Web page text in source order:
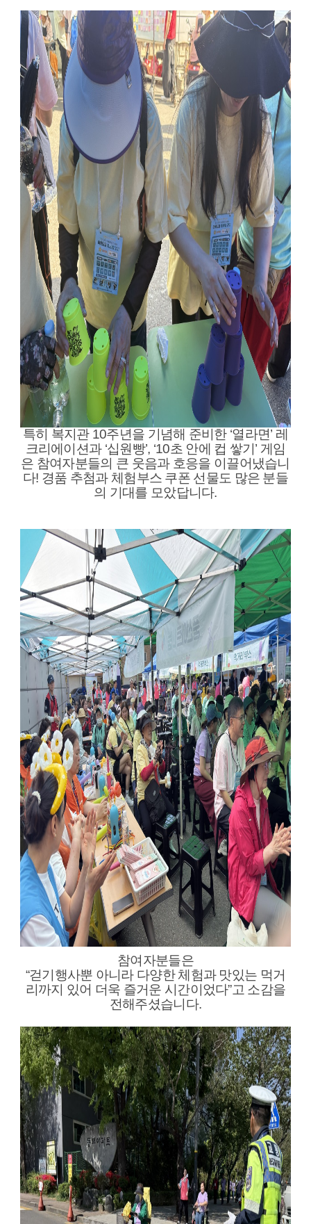
특히 복지관 10주년을 기념해 준비한 ‘열라면’ 레
크리에이션과 ‘십원빵’, ‘10초 안에 컵 쌓기’ 게임
은 참여자분들의 큰 웃음과 호응을 이끌어냈습니
다! 경품 추첨과 체험부스 쿠폰 선물도 많은 분들
의 기대를 모았답니다.
참여자분들은
“걷기행사뿐 아니라 다양한 체험과 맛있는 먹거
리까지 있어 더욱 즐거운 시간이었다”고 소감을
전해주셨습니다.